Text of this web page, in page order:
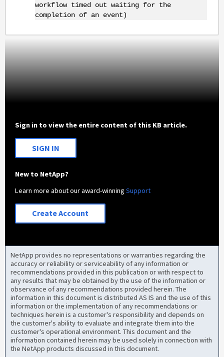
workflow timed out waiting for the
completion of an event)
Sign in to view the entire content of this KB article.
SIGN IN
New to NetApp?
Learn more about our award-winningSupport
Create Account
NetApp provides no representations or warranties regarding the
accuracy or reliability or serviceability of any information or
recommendations provided in this publication or with respect to
any results that may be obtained by the use of the information or
observance of any recommendations provided herein. The
information in this document is distributed AS IS and the use of this
information or the implementation of any recommendations or
techniques herein is a customer's responsibility and depends on
the customer's ability to evaluate and integrate them into the
customer's operational environment. This document and the
information contained herein may be used solely in connection with
the NetApp products discussed in this document.